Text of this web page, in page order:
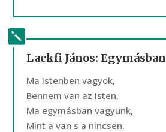
Lackfi János: Egymásban
Ma Istenben vagyok,
Bennem van az Isten,
Ma egymásban vagyunk,
Mint a van s a nincsen.